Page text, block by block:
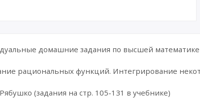
домашние задания по высшей математике
рациональных функций. Интегрирование
(задания на стр. 105-131 в учебнике)